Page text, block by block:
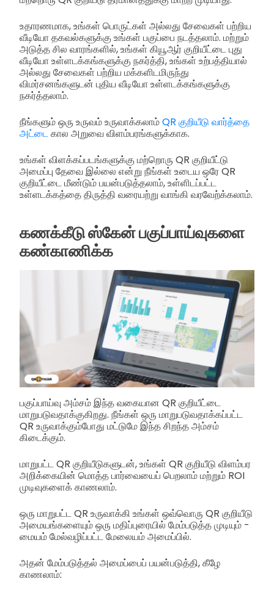
உதாரணமாக, உங்கள் பொருட்கள் அல்லது சேவைகள் பற்றிய
வீடியோ தகவல்களுக்கு உங்கள் பகுப்பை நடத்தலாம். மற்றும்
அடுத்த சில வாரங்களில், உங்கள் கியூஆர் குறியீட்டை புது
வீடியோ உள்ளடக்கங்களுக்கு நகர்த்தி, உங்கள் உற்பத்தியால்
அல்லது சேவைகள் பற்றிய மக்களிடமிருந்து
விமர்சனங்களுடன் புதிய வீடியோ உள்ளடக்கங்களுக்கு
நகர்த்தலாம்.
நீங்களும் ஒரு உருவம் உருவாக்கலாம்QR குறியீடு வார்த்தை
அட்டைகால அறுவை விளம்பரங்களுக்காக.
உங்கள் விளக்கப்படங்களுக்கு மற்றொரு QR குறியீட்டு
அமைப்பு தேவை இல்லை என்று நீங்கள் உடைய ஒரே QR
குறியீட்டை மீண்டும் பயன்படுத்தலாம், உள்ளிடப்பட்ட
உள்ளடக்கத்தை திருத்தி வரையற்று வாங்கி வரவேற்க்கலாம்.
கணக்கீடு ஸ்கேன் பகுப்பாய்வுகளை
கண்காணிக்க
பகுப்பாய்வு அம்சம் இந்த வகையான QR குறியீட்டை
மாறுபடுவதாக்குகிறது. நீங்கள் ஒரு மாறுபடுவதாக்கப்பட்ட
QR உருவாக்கும்போது மட்டுமே இந்த சிறந்த அம்சம்
கிடைக்கும்.
மாறுபட்ட QR குறியீடுகளுடன், உங்கள் QR குறியீடு விளம்பர
அறிக்கையின் மொத்த பார்வையைப் பெறலாம் மற்றும் ROI
முடிவுகளைக் காணலாம்.
ஒரு மாறுபட்ட QR உருவாக்கி உங்கள் ஒவ்வொரு QR குறியீடு
அமையங்களையும் ஒரு மதிப்புரையில் மேம்படுத்த முடியும் -
மையம் மேல்வழிப்பட்ட மேலையம் அமைப்பில்.
அதன் மேம்படுத்தல் அமைப்பைப் பயன்படுத்தி, கீழே
காணலாம்: